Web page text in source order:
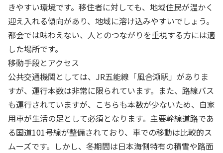
きやすい環境です。移住者に対しても、地域住民が温かく
迎え入れる傾向があり、地域に溶け込みやすいでしょう。
都会では味わえない、人とのつながりを重視する方には適
した場所です。
移動手段とアクセス
公共交通機関としては、JR五能線「風合瀬駅」がありま
すが、運行本数は非常に限られています。また、路線バス
も運行されていますが、こちらも本数が少ないため、自家
用車が生活の足として必須となります。主要幹線道路であ
る国道101号線が整備されており、車での移動は比較的ス
ムーズです。しかし、冬期間は日本海側特有の積雪や路面